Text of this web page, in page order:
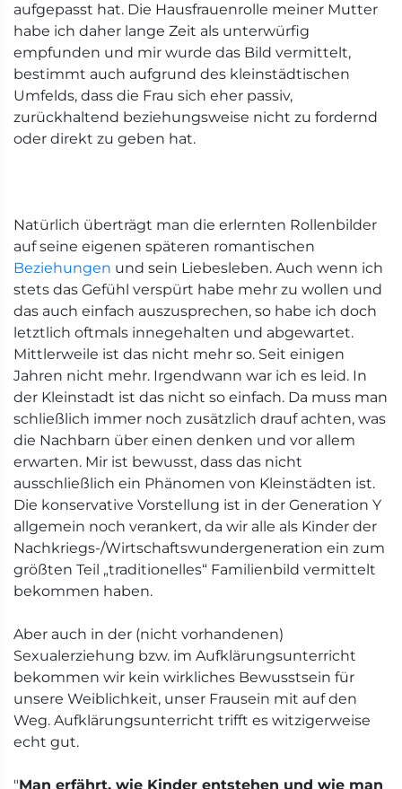
aufgepasst hat. Die Hausfrauenrolle meiner Mutter
habe ich daher lange Zeit als unterwürfig
empfunden und mir wurde das Bild vermittelt,
bestimmt auch aufgrund des kleinstädtischen
Umfelds, dass die Frau sich eher passiv,
zurückhaltend beziehungsweise nicht zu fordernd
oder direkt zu geben hat.
Natürlich überträgt man die erlernten Rollenbilder
auf seine eigenen späteren romantischen
Beziehungen und sein Liebesleben. Auch wenn ich
stets das Gefühl verspürt habe mehr zu wollen und
das auch einfach auszusprechen, so habe ich doch
letztlich oftmals innegehalten und abgewartet.
Mittlerweile ist das nicht mehr so. Seit einigen
Jahren nicht mehr. Irgendwann war ich es leid. In
der Kleinstadt ist das nicht so einfach. Da muss man
schließlich immer noch zusätzlich drauf achten, was
die Nachbarn über einen denken und vor allem
erwarten. Mir ist bewusst, dass das nicht
ausschließlich ein Phänomen von Kleinstädten ist.
Die konservative Vorstellung ist in der Generation Y
allgemein noch verankert, da wir alle als Kinder der
Nachkriegs-/Wirtschaftswundergeneration ein zum
größten Teil „traditionelles“ Familienbild vermittelt
bekommen haben.
Aber auch in der (nicht vorhandenen)
Sexualerziehung bzw. im Aufklärungsunterricht
bekommen wir kein wirkliches Bewusstsein für
unsere Weiblichkeit, unser Frausein mit auf den
Weg. Aufklärungsunterricht trifft es witzigerweise
echt gut.
"Man erfährt, wie Kinder entstehen und wie man